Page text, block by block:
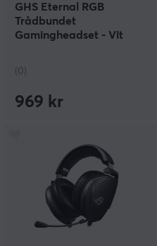
GHS Eternal RGB
Trådbundet
Gamingheadset - Vit
(0)
969 kr